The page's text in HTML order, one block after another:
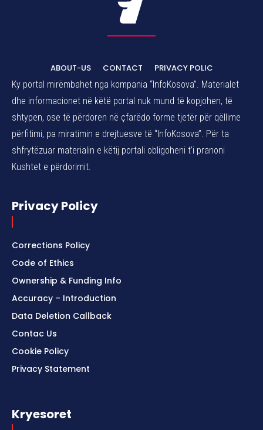
ABOUT-US CONTACT
PRIVACY POLIC
Ky portal mirëmbahet nga kompania “InfoKosova”. Materialet
dhe informacionet në këtë portal nuk mund të kopjohen, të
shtypen, ose të përdoren në çfarëdo forme tjetër për qëllime
përfitimi, pa miratimin e drejtuesve të “InfoKosova”. Për ta
shfrytëzuar materialin e këtij portali obligoheni t’i pranoni
Kushtet e përdorimit.
Privacy Policy
Corrections Policy
Code of Ethics
Ownership & Funding Info
Accuracy – Introduction
Data Deletion Callback
Contac Us
Cookie Policy
Privacy Statement
Kryesoret